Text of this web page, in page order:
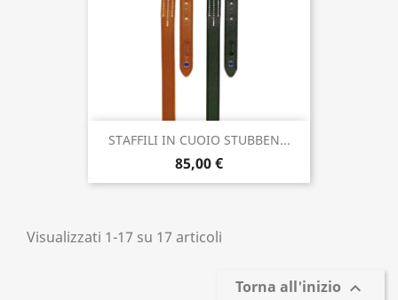
STAFFILI IN CUOIO STUBBEN...
85,00 €
Visualizzati 1-17 su 17 articoli
Torna all'inizio 